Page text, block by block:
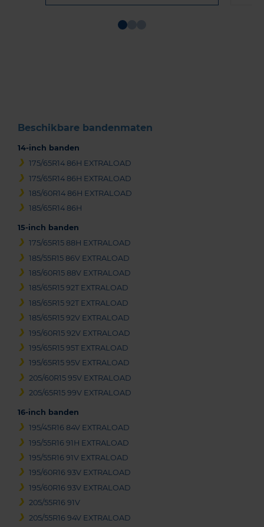
Beschikbare bandenmaten
14-inch banden
175/65R14 86H EXTRALOAD
175/65R14 86H EXTRALOAD
185/60R14 86H EXTRALOAD
185/65R14 86H
15-inch banden
175/65R15 88H EXTRALOAD
185/55R15 86V EXTRALOAD
185/60R15 88V EXTRALOAD
185/65R15 92T EXTRALOAD
185/65R15 92T EXTRALOAD
185/65R15 92V EXTRALOAD
195/60R15 92V EXTRALOAD
195/65R15 95T EXTRALOAD
195/65R15 95V EXTRALOAD
205/60R15 95V EXTRALOAD
205/65R15 99V EXTRALOAD
16-inch banden
195/45R16 84V EXTRALOAD
195/55R16 91H EXTRALOAD
195/55R16 91V EXTRALOAD
195/60R16 93V EXTRALOAD
195/60R16 93V EXTRALOAD
205/55R16 91V
205/55R16 94V EXTRALOAD